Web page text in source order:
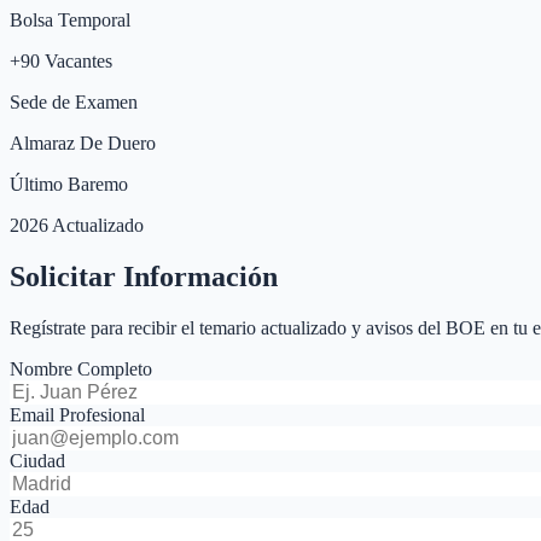
Bolsa Temporal
+90 Vacantes
Sede de Examen
Almaraz De Duero
Último Baremo
2026 Actualizado
Solicitar Información
Regístrate para recibir el temario actualizado y avisos del BOE en tu
Nombre Completo
Email Profesional
Ciudad
Edad